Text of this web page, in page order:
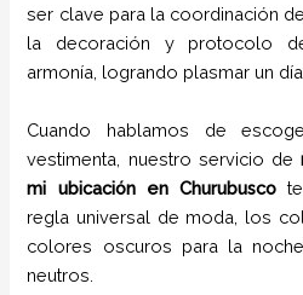
ser clave para la coordinación
la decoración y protocolo
armonía, logrando plasmar un
Cuando hablamos de
vestimenta, nuestro servicio de
mi ubicación en Churubuscote
regla universal de moda, los
colores oscuros para la
neutros.